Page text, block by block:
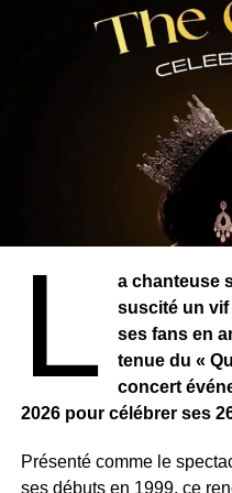
L
a chanteuse
suscité un
ses fans en
tenue du «
concert
2026 pour célébrer ses
Présenté comme le
ses débuts en 1999, ce